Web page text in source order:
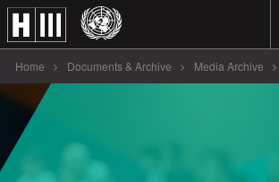
Home Documents & Archive Media Archive